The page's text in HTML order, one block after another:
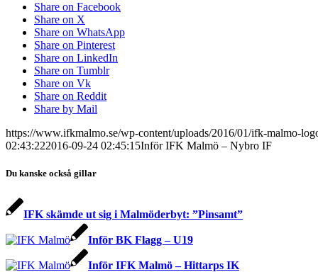
Share on Facebook
Share on X
Share on WhatsApp
Share on Pinterest
Share on LinkedIn
Share on Tumblr
Share on Vk
Share on Reddit
Share by Mail
https://www.ifkmalmo.se/wp-content/uploads/2016/01/ifk-malmo-
02:43:222016-09-24 02:45:15Inför IFK Malmö – Nybro IF
Du kanske också gillar
IFK skämde ut sig i Malmöderbyt: ”Pinsamt”
Inför BK Flagg – U19
Inför IFK Malmö – Hittarps IK